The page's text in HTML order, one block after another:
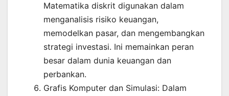
Matematika diskrit digunakan dalam
menganalisis risiko keuangan,
memodelkan pasar, dan mengembangkan
strategi investasi. Ini memainkan peran
besar dalam dunia keuangan dan
perbankan.
Grafis Komputer dan Simulasi: Dalam